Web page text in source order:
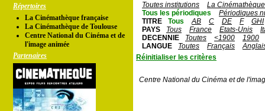
Répertoires
La Cinémathèque française
La Cinémathèque de Toulouse
Centre National du Cinéma et de
l'image animée
Partenaires
Toutes institutions
La
Tous les périodiques
Périodiques
TITRE
Tous AB C DE F
GHI
PAYS
Tous France Etats-Unis
DECENNIE
Toutes <1900
1900
LANGUE
Toutes Français
Réinitialiser les critères
Centre National du Cinéma et de